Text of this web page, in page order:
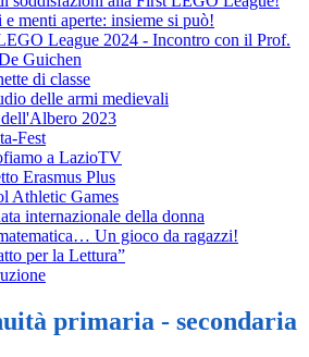
e menti aperte: insieme si può!
League 2024 - Incontro con il Prof.
Guichen
di classe
delle armi medievali
dell'Albero 2023
Fest
a LazioTV
Erasmus Plus
Athletic Games
internazionale della donna
Un gioco da ragazzi!
per la Lettura”
primaria - secondaria